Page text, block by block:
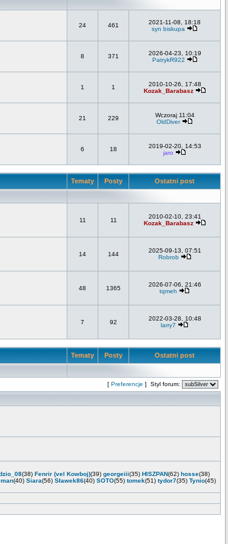
24 461
2021-11-08, 18:18
syn biskupa
8 371
2026-04-23, 10:19
PatrykR922
1 1
2010-10-26, 17:48
Kozak_Barabasz
21 229
Wczoraj 11:04
OldDiver
6 18
2019-02-20, 14:53
jaro
Tematy Posty Ostatni post
11 11
2010-02-10, 23:41
Kozak_Barabasz
14 144
2025-09-13, 07:51
Robrob
48 1365
2026-07-06, 21:46
tqmeh
7 92
2022-03-28, 10:48
larry7
Tematy Posty Ostatni post
[ Preferencje ] Styl forum:
(38) Fenrir (vel Kowboj)(39) georgeiii(35) HISZPAN(62) hosse(38)
(40) Siara(56) Sławek86(40) SOTO(55) tomek(51) tydor7(35) Tynio(45)